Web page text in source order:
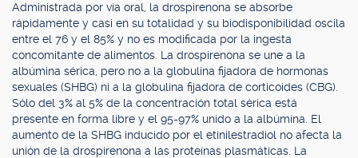
Administrada por vía oral, la drospirenona se absorbe
rápidamente y casi en su totalidad y su biodisponibilidad oscila
entre el 76 y el 85% y no es modificada por la ingesta
concomitante de alimentos. La drospirenona se une a la
albúmina sérica, pero no a la globulina fijadora de hormonas
sexuales (SHBG) ni a la globulina fijadora de corticoides (CBG).
Sólo del 3% al 5% de la concentración total sérica está
presente en forma libre y el 95-97% unido a la albúmina. El
aumento de la SHBG inducido por el etinilestradiol no afecta la
unión de la drospirenona a las proteínas plasmáticas. La